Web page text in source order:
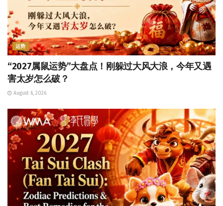
运势
“2027属鼠运势”大盘点！刚躲过大风大浪，今年又遇
害太岁怎么破？
August 6, 2026